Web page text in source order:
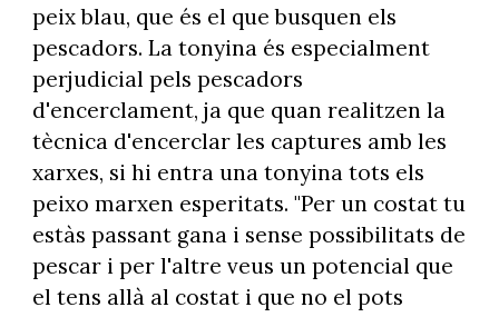
peix blau, que és el que busquen els
pescadors. La tonyina és especialment
perjudicial pels pescadors
d'encerclament, ja que quan realitzen la
tècnica d'encerclar les captures amb les
xarxes, si hi entra una tonyina tots els
peixo marxen esperitats. "Per un costat tu
estàs passant gana i sense possibilitats de
pescar i per l'altre veus un potencial que
el tens allà al costat i que no el pots